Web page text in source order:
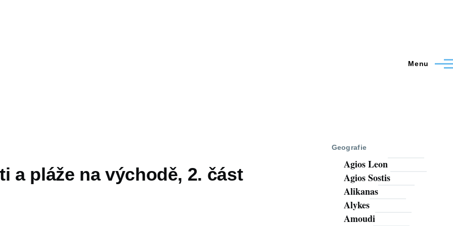
Menu
a pláže na východě, 2. část
Geografie
Agios Leon
Agios Sostis
Alikanas
Alykes
Amoudi